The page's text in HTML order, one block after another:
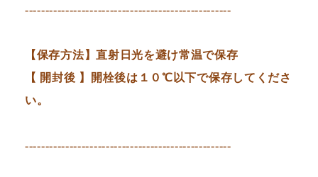
---------------------------------------------------
【保存方法】直射日光を避け常温で保存
【 開封後 】開栓後は１０℃以下で保存してくださ
い。
---------------------------------------------------